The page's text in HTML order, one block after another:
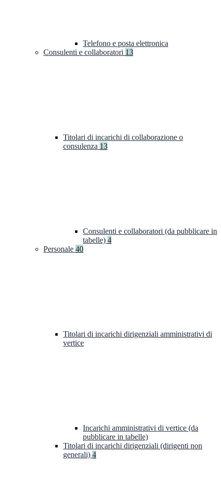
Telefono e posta elettronica
Consulenti e collaboratori 13
Titolari di incarichi di collaborazione o
consulenza 13
Consulenti e collaboratori (da pubblicare in
tabelle) 4
Personale 40
Titolari di incarichi dirigenziali amministrativi di
vertice
Incarichi amministrativi di vertice (da
pubblicare in tabelle)
Titolari di incarichi dirigenziali (dirigenti non
generali) 4